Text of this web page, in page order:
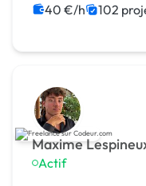
CSS, HTML, XML
40 €/h 102
Maxime
Actif